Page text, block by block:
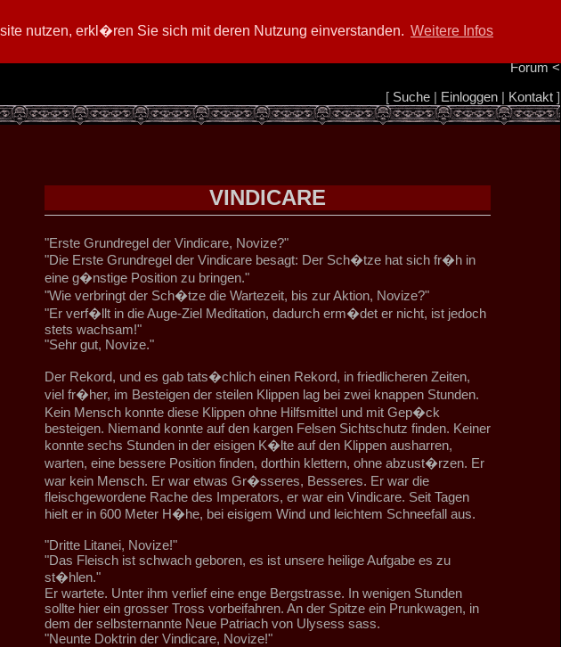
nutzen, erkl�ren Sie sich mit deren Nutzung einverstanden. Weitere InfosInfo/Impressum
Forum<
[ Suche| Einloggen| Kontakt]
VINDICARE
"Erste Grundregel der Vindicare, Novize?"
"Die Erste Grundregel der Vindicare besagt: Der Sch�tze hat sich fr�h in
eine g�nstige Position zu bringen."
"Wie verbringt der Sch�tze die Wartezeit, bis zur Aktion, Novize?"
"Er verf�llt in die Auge-Ziel Meditation, dadurch erm�det er nicht, ist jedoch
stets wachsam!"
"Sehr gut, Novize."
Der Rekord, und es gab tats�chlich einen Rekord, in friedlicheren Zeiten,
viel fr�her, im Besteigen der steilen Klippen lag bei zwei knappen Stunden.
Kein Mensch konnte diese Klippen ohne Hilfsmittel und mit Gep�ck
besteigen. Niemand konnte auf den kargen Felsen Sichtschutz finden. Keiner
konnte sechs Stunden in der eisigen K�lte auf den Klippen ausharren,
warten, eine bessere Position finden, dorthin klettern, ohne abzust�rzen. Er
war kein Mensch. Er war etwas Gr�sseres, Besseres. Er war die
fleischgewordene Rache des Imperators, er war ein Vindicare. Seit Tagen
hielt er in 600 Meter H�he, bei eisigem Wind und leichtem Schneefall aus.
"Dritte Litanei, Novize!"
"Das Fleisch ist schwach geboren, es ist unsere heilige Aufgabe es zu
st�hlen."
Er wartete. Unter ihm verlief eine enge Bergstrasse. In wenigen Stunden
sollte hier ein grosser Tross vorbeifahren. An der Spitze ein Prunkwagen, in
dem der selbsternannte Neue Patriach von Ulysess sass.
"Neunte Doktrin der Vindicare, Novize!"